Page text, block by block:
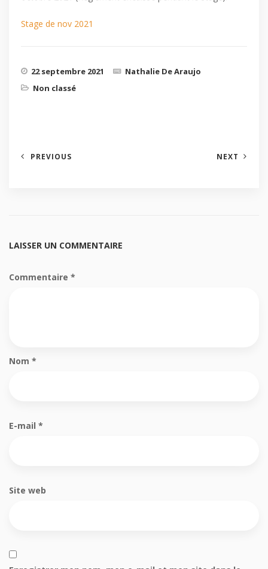
Stage de nov 2021
22 septembre 2021
Nathalie De Araujo
Non classé
PREVIOUS NEXT
LAISSER UN COMMENTAIRE
Commentaire *
Nom *
E-mail *
Site web